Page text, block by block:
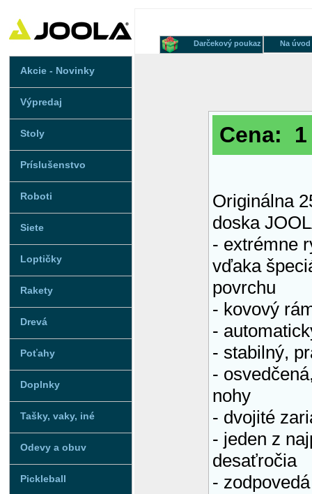
Akcie - Novinky
Výpredaj
Stoly
Príslušenstvo
Roboti
Siete
Loptičky
Rakety
Drevá
Poťahy
Doplnky
Tašky, vaky, iné
Odevy a obuv
Pickleball
Na úvod
Darčekový poukaz
Cena: 1
Originálna
doska
- extrémne
vďaka
povrchu
- kovový
-
- stabilný,
-
nohy
- dvojité
- jeden z
desaťročia
-